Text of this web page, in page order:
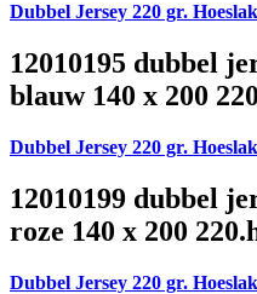
Dubbel Jersey 220 gr.
12010195 dubbel
blauw 140 x 200
Dubbel Jersey 220 gr.
12010199 dubbel
roze 140 x 200
Dubbel Jersey 220 gr.